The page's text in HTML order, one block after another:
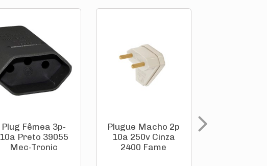
Plug Fêmea 3p-
10a Preto 39055
Mec-Tronic
Plugue Macho 2p
10a 250v Cinza
2400 Fame